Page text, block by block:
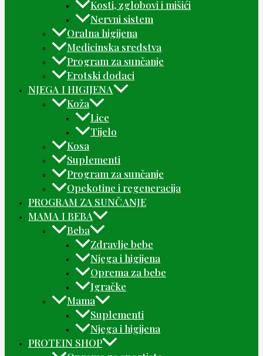
Kosti, zglobovi i mišići
Nervni sistem
Oralna higijena
Medicinska sredstva
Program za sunčanje
Erotski dodaci
NJEGA I HIGIJENA
Koža
Lice
Tijelo
Kosa
Suplementi
Program za sunčanje
Opekotine i regeneracija
PROGRAM ZA SUNČANJE
MAMA I BEBA
Beba
Zdravlje bebe
Njega i higijena
Oprema za bebe
Igračke
Mama
Suplementi
Njega i higijena
PROTEIN SHOP